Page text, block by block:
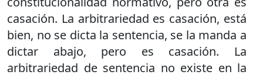
casación. La arbitrariedad es casación, está
bien, no se dicta la sentencia, se la manda a
dictar abajo, pero es casación. La
arbitrariedad de sentencia no existe en la